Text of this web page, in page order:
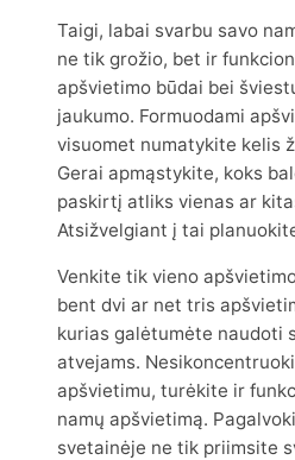
Taigi, labai svarbu savo
ne tik grožio, bet ir
apšvietimo būdai bei
jaukumo. Formuodami
visuomet numatykite kelis
Gerai apmąstykite, koks
paskirtį atliks vienas ar
Atsižvelgiant į tai
Venkite tik vieno
bent dvi ar net tris
kurias galėtumėte naudoti
atvejams.
apšvietimu, turėkite ir
namų apšvietimą.
svetainėje ne tik priimsite